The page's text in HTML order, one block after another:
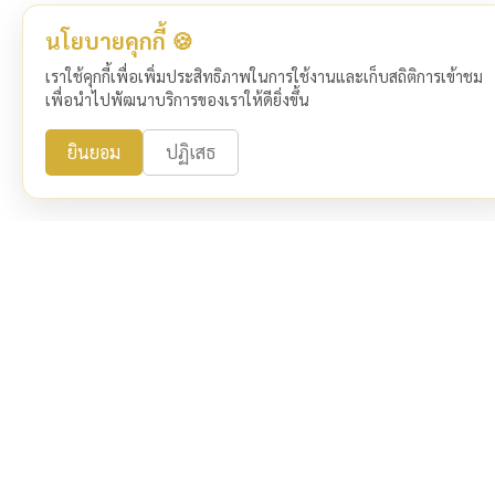
นโยบายคุกกี้ 🍪
เราใช้คุกกี้เพื่อเพิ่มประสิทธิภาพในการใช้งานและเก็บสถิติการเข้าชม
เพื่อนำไปพัฒนาบริการของเราให้ดียิ่งขึ้น
ยินยอม ปฏิเสธ